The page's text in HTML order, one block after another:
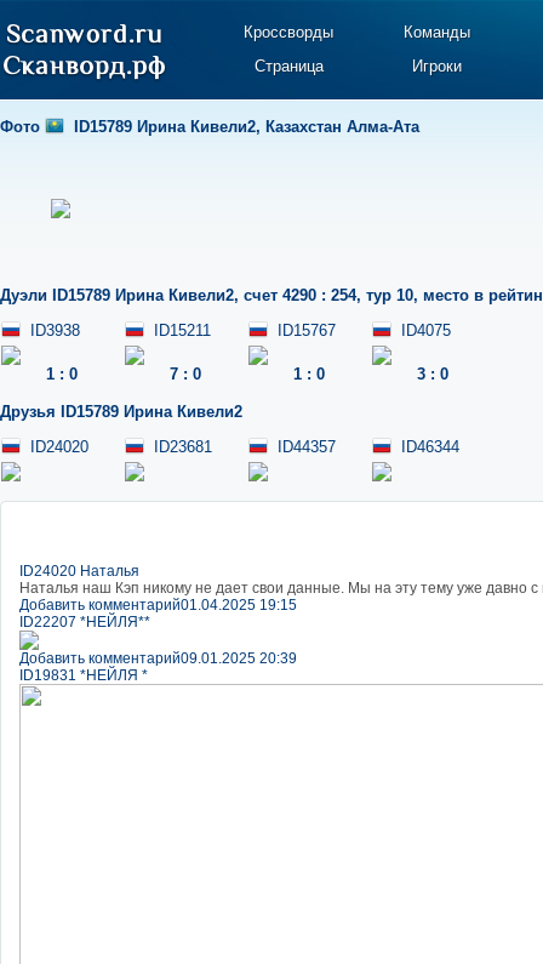
Кроссворды
Команды
Страница
Игроки
Фото ID15789 Ирина Кивели2, Казахстан Алма-Ата
Дуэли ID15789 Ирина Кивели2, счет 4290 : 254, тур 10, место в
ID3938
1 : 0
ID15211
7 : 0
ID15767
1 : 0
ID4075
3 : 0
Друзья
ID15789 Ирина Кивели2
ID24020
ID23681 ID44357 ID46344
ID24020 Наталья
Наталья наш Кэп никому не дает свои данные. Мы на эту тему уже давно
Добавить комментарий01.04.2025 19:15
ID22207 *НЕЙЛЯ**
Добавить комментарий09.01.2025 20:39
ID19831 *НЕЙЛЯ *